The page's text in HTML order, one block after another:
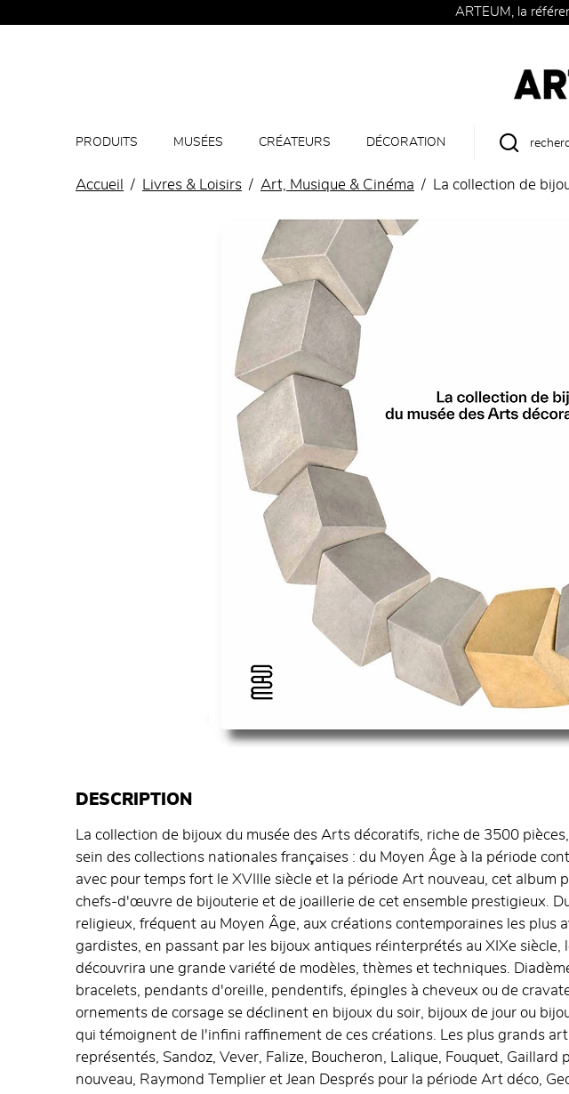
ARTEUM, la
PRODUITS MUSÉES CRÉATEURS DÉCORATION
Accueil Livres & Loisirs Art, Musique & Cinéma La collection de
DESCRIPTION
La collection de bijoux du musée des Arts décoratifs, riche de 3500
sein des collections nationales françaises : du Moyen Âge à la période
avec pour temps fort le XVIIIe siècle et la période Art nouveau, cet album
chefs-d'œuvre de bijouterie et de joaillerie de cet ensemble prestigieux.
religieux, fréquent au Moyen Âge, aux créations contemporaines les plus
gardistes, en passant par les bijoux antiques réinterprétés au XIXe siècle,
découvrira une grande variété de modèles, thèmes et techniques.
bracelets, pendants d'oreille, pendentifs, épingles à cheveux ou de
ornements de corsage se déclinent en bijoux du soir, bijoux de jour ou
qui témoignent de l'infini raffinement de ces créations. Les plus grands
représentés, Sandoz, Vever, Falize, Boucheron, Lalique, Fouquet, Gaillard
nouveau, Raymond Templier et Jean Després pour la période Art déco,